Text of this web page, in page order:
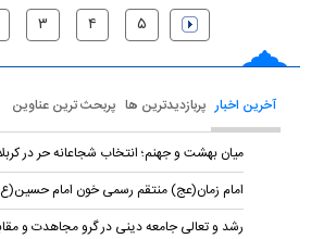
۳ ۴ ۵
آخرین اخبار پربازدیدترین ها پربحث ترین عناوین
میان بهشت و جهنم؛ انتخاب شجاعانه حر در
امام زمان(عج) منتقم رسمی خون امام
رشد و تعالی جامعه دینی در گرو مجاهدت و